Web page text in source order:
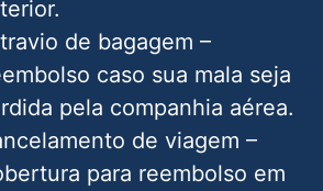
de bagagem –
caso sua mala seja
pela companhia aérea.
de viagem –
para reembolso em